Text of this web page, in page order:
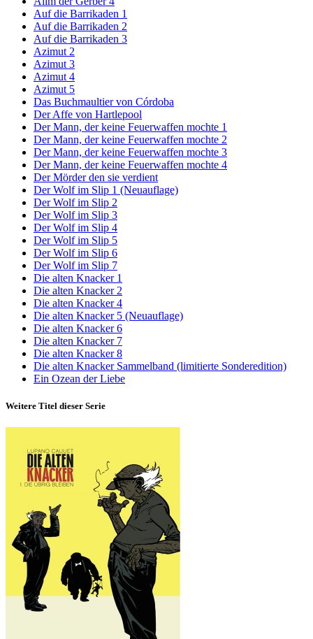
Auf die Barrikaden 1
Auf die Barrikaden 2
Auf die Barrikaden 3
Azimut 2
Azimut 3
Azimut 4
Azimut 5
Das Buchmaultier von Córdoba
Der Affe von Hartlepool
Der Mann, der keine Feuerwaffen mochte 1
Der Mann, der keine Feuerwaffen mochte 2
Der Mann, der keine Feuerwaffen mochte 3
Der Mann, der keine Feuerwaffen mochte 4
Der Mörder den sie verdient
Der Wolf im Slip 1 (Neuauflage)
Der Wolf im Slip 2
Der Wolf im Slip 3
Der Wolf im Slip 4
Der Wolf im Slip 5
Der Wolf im Slip 6
Der Wolf im Slip 7
Die alten Knacker 1
Die alten Knacker 2
Die alten Knacker 4
Die alten Knacker 5 (Neuauflage)
Die alten Knacker 6
Die alten Knacker 7
Die alten Knacker 8
Die alten Knacker Sammelband (limitierte Sonderedition)
Ein Ozean der Liebe
Weitere Titel dieser Serie